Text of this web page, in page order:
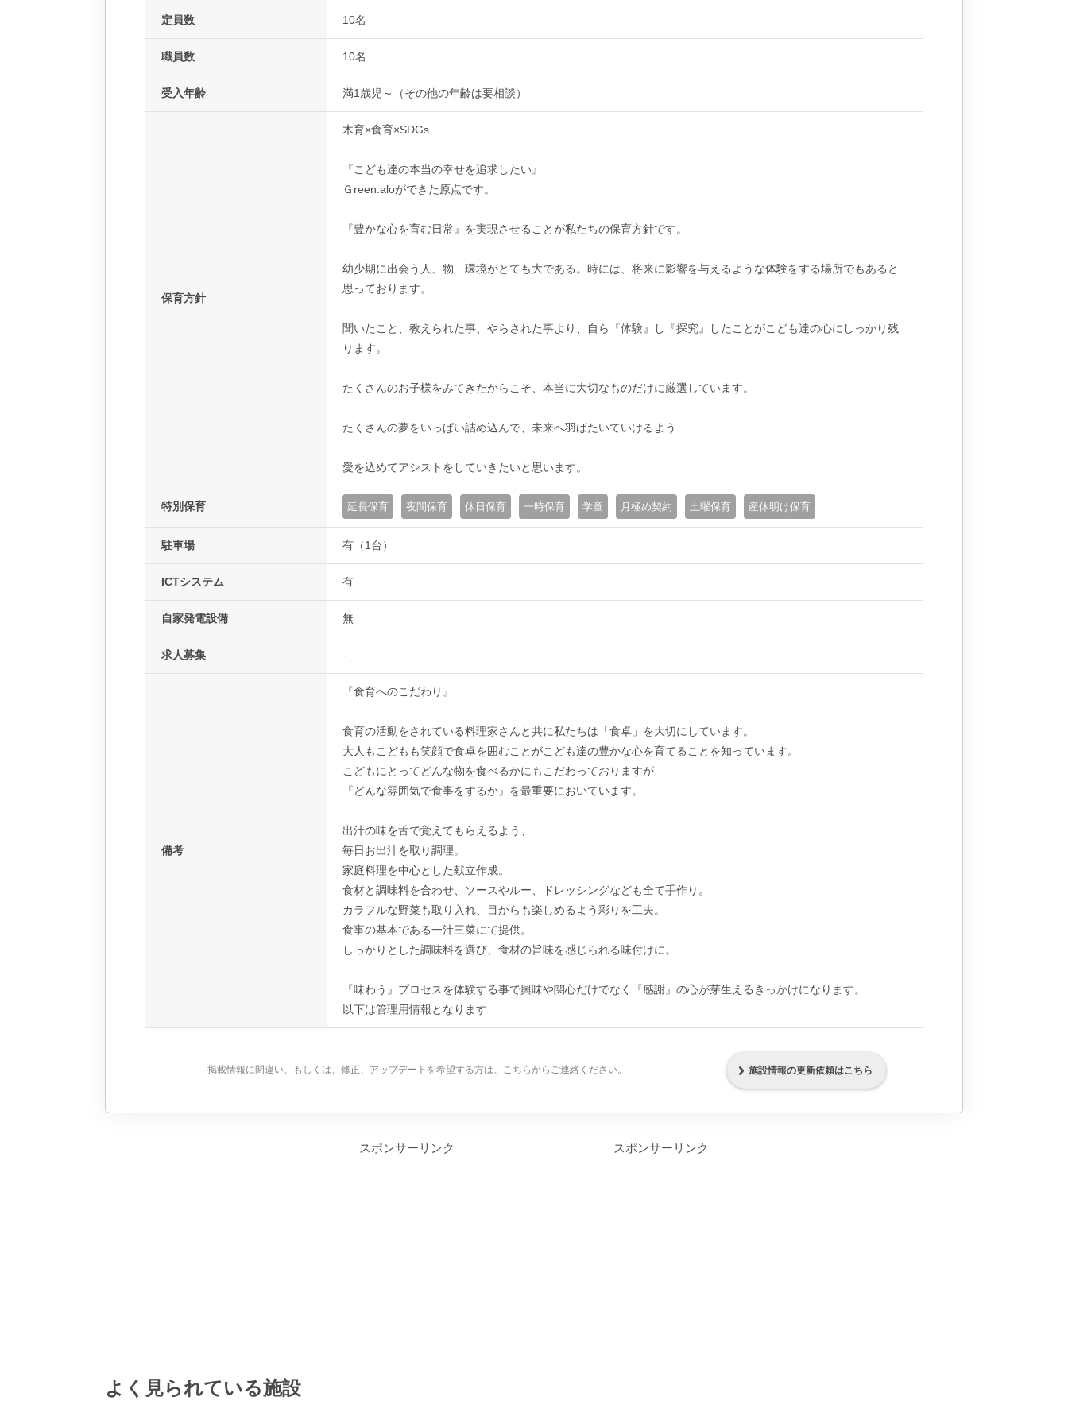
定員数 10名
職員数 10名
受入年齢 満1歳児～（その他の年齢は要相談）
保育方針
木育×食育×SDGs
『こども達の本当の幸せを追求したい』
Ｇreen.aloができた原点です。
『豊かな心を育む日常』を実現させることが私たちの保育方針です。
幼少期に出会う人、物 環境がとても大である。時には、将来に影響を与えるような体験をする場所でもあると
思っております。
聞いたこと、教えられた事、やらされた事より、自ら『体験』し『探究』したことがこども達の心にしっかり残
ります。
たくさんのお子様をみてきたからこそ、本当に大切なものだけに厳選しています。
たくさんの夢をいっぱい詰め込んで、未来へ羽ばたいていけるよう
愛を込めてアシストをしていきたいと思います。
特別保育 延長保育 夜間保育 休日保育 一時保育 学童 月極め契約 土曜保育 産休明け保育
駐車場 有（1台）
ICTシステム 有
自家発電設備 無
求人募集 -
備考
『食育へのこだわり』
食育の活動をされている料理家さんと共に私たちは「食卓」を大切にしています。
大人もこどもも笑顔で食卓を囲むことがこども達の豊かな心を育てることを知っています。
こどもにとってどんな物を食べるかにもこだわっておりますが
『どんな雰囲気で食事をするか』を最重要においています。
出汁の味を舌で覚えてもらえるよう、
毎日お出汁を取り調理。
家庭料理を中心とした献立作成。
食材と調味料を合わせ、ソースやルー、ドレッシングなども全て手作り。
カラフルな野菜も取り入れ、目からも楽しめるよう彩りを工夫。
食事の基本である一汁三菜にて提供。
しっかりとした調味料を選び、食材の旨味を感じられる味付けに。
『味わう』プロセスを体験する事で興味や関心だけでなく『感謝』の心が芽生えるきっかけになります。
以下は管理用情報となります
掲載情報に間違い、もしくは、修正、アップデートを希望する方は、こちらからご連絡ください。 施設情報の更新依頼はこちら
スポンサーリンク スポンサーリンク
よく見られている施設